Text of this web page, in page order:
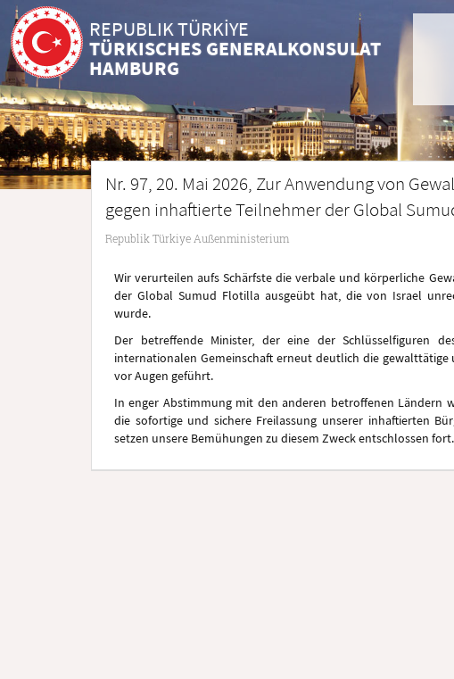
REPUBLIK TÜRKİYE
TÜRKISCHES GENERALKONSULAT
HAMBURG
Nr. 97, 20. Mai 2026, Zur Anwendung von
gegen inhaftierte Teilnehmer der Global
Republik Türkiye Außenministerium
Wir verurteilen aufs Schärfste die verbale und körperliche
der Global Sumud Flotilla ausgeübt hat, die von Israel
wurde.
Der betreffende Minister, der eine der Schlüsselfiguren
internationalen Gemeinschaft erneut deutlich die gewalttätige
vor Augen geführt.
In enger Abstimmung mit den anderen betroffenen Ländern
die sofortige und sichere Freilassung unserer inhaftierten
setzen unsere Bemühungen zu diesem Zweck entschlossen fort.